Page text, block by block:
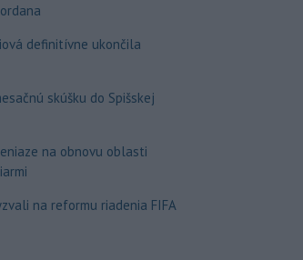
definitívne ukončila
skúšku do Spišskej
na obnovu oblasti
na reformu riadenia FIFA